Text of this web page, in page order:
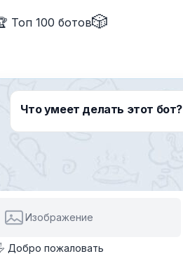
Топ 100 ботов🎲
Что умеет делать этот бот?
Изображение
Добро пожаловать